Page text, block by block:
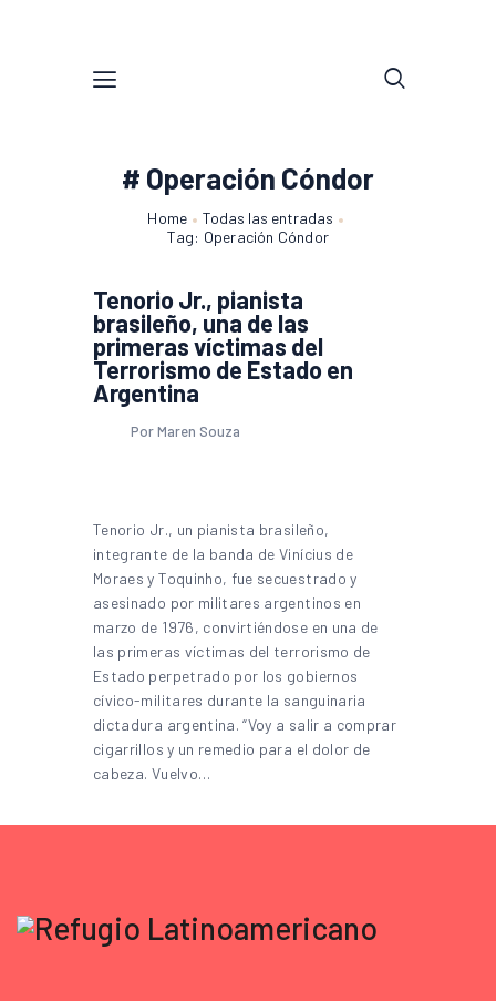
# Operación Cóndor
Home
Todas las entradas
Tag: Operación Cóndor
Tenorio Jr., pianista
brasileño, una de las
primeras víctimas del
Terrorismo de Estado en
Argentina
Por Maren Souza
Tenorio Jr., un pianista brasileño,
integrante de la banda de Vinícius de
Moraes y Toquinho, fue secuestrado y
asesinado por militares argentinos en
marzo de 1976, convirtiéndose en una de
las primeras víctimas del terrorismo de
Estado perpetrado por los gobiernos
cívico-militares durante la sanguinaria
dictadura argentina. “Voy a salir a comprar
cigarrillos y un remedio para el dolor de
cabeza. Vuelvo…